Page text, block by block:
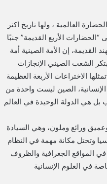
العالمية ، ولها تاريخ اكثر
“الحضارات الأربع القديمة” جنبًا
القديمة، إن الأمة الصينية أمة
الشعب الصيني الإنجازات
الاختراعات الأربعة العظيمة
الصين ليست واحدة من
هي الدولة الوحيدة في العالم
ورائع وملون، وهي السيادة
وتحتل مكانة مهمة في النظام
في المواقع الجغرافية والظروف
في العلوم الإنسانية